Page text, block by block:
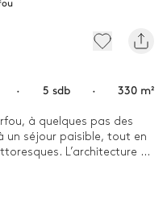
· 5 sdb · 330 m²
à quelques pas des
un séjour paisible, tout en
L’architecture
dans ce cadre